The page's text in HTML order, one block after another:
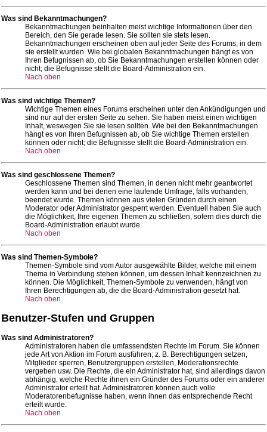
Was sind Bekanntmachungen?
Bekanntmachungen beinhalten meist wichtige Informationen über den
Bereich, den Sie gerade lesen. Sie sollten sie stets lesen.
Bekanntmachungen erscheinen oben auf jeder Seite des Forums, in dem
sie erstellt wurden. Wie bei globalen Bekanntmachungen hängt es von
Ihren Befugnissen ab, ob Sie Bekanntmachungen erstellen können oder
nicht; die Befugnisse stellt die Board-Administration ein.
Nach oben
Was sind wichtige Themen?
Wichtige Themen eines Forums erscheinen unter den Ankündigungen und
sind nur auf der ersten Seite zu sehen. Sie haben meist einen wichtigen
Inhalt, weswegen Sie sie lesen sollten. Wie bei den Bekanntmachungen
hängt es von Ihren Befugnissen ab, ob Sie wichtige Themen erstellen
können oder nicht; die Befugnisse stellt die Board-Administration ein.
Nach oben
Was sind geschlossene Themen?
Geschlossene Themen sind Themen, in denen nicht mehr geantwortet
werden kann und bei denen eine laufende Umfrage, falls vorhanden,
beendet wurde. Themen können aus vielen Gründen durch einen
Moderator oder Administrator gesperrt werden. Eventuell haben Sie auch
die Möglichkeit, Ihre eigenen Themen zu schließen, sofern dies durch die
Board-Administration erlaubt wurde.
Nach oben
Was sind Themen-Symbole?
Themen-Symbole sind vom Autor ausgewählte Bilder, welche mit einem
Thema in Verbindung stehen können, um dessen Inhalt kennzeichnen zu
können. Die Möglichkeit, Themen-Symbole zu verwenden, hängt von
Ihren Berechtigungen ab, die die Board-Administration gesetzt hat.
Nach oben
Benutzer-Stufen und Gruppen
Was sind Administratoren?
Administratoren haben die umfassendsten Rechte im Forum. Sie können
jede Art von Aktion im Forum ausführen; z. B. Berechtigungen setzen,
Mitglieder sperren, Benutzergruppen erstellen, Moderationsrechte
vergeben usw. Die Rechte, die ein Administrator hat, sind allerdings davon
abhängig, welche Rechte ihnen ein Gründer des Forums oder ein anderer
Administrator erteilt hat. Administratoren können auch volle
Moderatorenbefugnisse haben, wenn ihnen das entsprechende Recht
erteilt wurde.
Nach oben